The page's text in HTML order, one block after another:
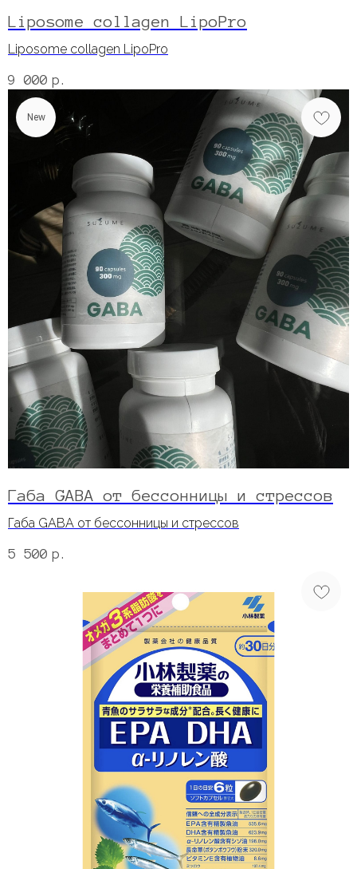
Liposome collagen LipoPro
Liposome collagen LipoPro
9 000 р.
New
Габа GABA от бессонницы и стрессов
Габа GABA от бессонницы и стрессов
5 500 р.